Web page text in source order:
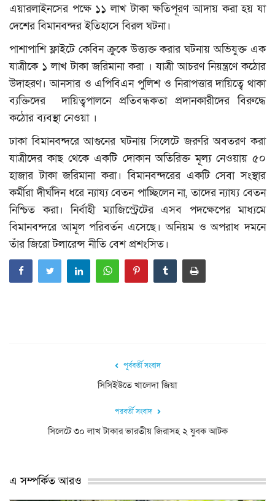
এয়ারলাইনসের পক্ষে ১১ লাখ টাকা ক্ষতিপূরণ আদায় করা হয় যা
দেশের বিমানবন্দর ইতিহাসে বিরল ঘটনা।
পাশাপাশি ফ্লাইটে কেবিন ক্রুকে উত্ত্যক্ত করার ঘটনায় অভিযুক্ত এক
যাত্রীকে ১ লাখ টাকা জরিমানা করা । যাত্রী আচরণ নিয়ন্ত্রণে কঠোর
উদাহরণ। আনসার ও এপিবিএন পুলিশ ও নিরাপত্তার দায়িত্বে থাকা
ব্যক্তিদের দায়িত্বপালনে প্রতিবন্ধকতা প্রদানকারীদের বিরুদ্ধে
কঠোর ব্যবস্থা নেওয়া ।
ঢাকা বিমানবন্দরে আগুনের ঘটনায় সিলেটে জরুরি অবতরণ করা
যাত্রীদের কাছ থেকে একটি দোকান অতিরিক্ত মূল্য নেওয়ায় ৫০
হাজার টাকা জরিমানা করা। বিমানবন্দরের একটি সেবা সংস্থার
কর্মীরা দীর্ঘদিন ধরে ন্যায্য বেতন পাচ্ছিলেন না, তাদের ন্যায্য বেতন
নিশ্চিত করা। নির্বাহী ম্যাজিস্ট্রেটের এসব পদক্ষেপের মাধ্যমে
বিমানবন্দরে আমূল পরিবর্তন এসেছে। অনিয়ম ও অপরাধ দমনে
তাঁর জিরো টলারেন্স নীতি বেশ প্রশংসিত।
পূর্ববর্তী সংবাদ
সিসিইউতে খালেদা জিয়া
পরবর্তী সংবাদ
সিলেটে ৩০ লাখ টাকার ভারতীয় জিরাসহ ২ যুবক আটক
এ সম্পর্কিত আরও